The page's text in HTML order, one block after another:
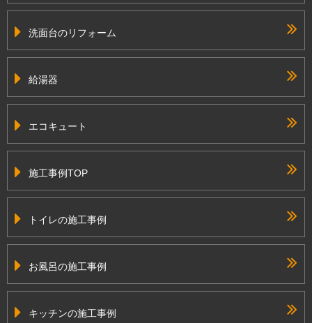
洗面台のリフォーム
給湯器
エコキュート
施工事例TOP
トイレの施工事例
お風呂の施工事例
キッチンの施工事例